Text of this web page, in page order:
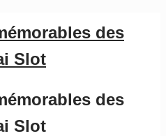
des
Slot
des
Slot